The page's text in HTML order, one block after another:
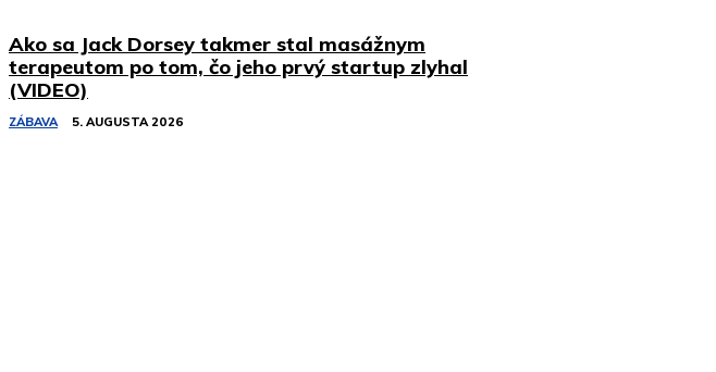
Ako sa Jack Dorsey takmer stal masážnym
terapeutom po tom, čo jeho prvý startup zlyhal
(VIDEO)
ZÁBAVA 5. AUGUSTA 2026